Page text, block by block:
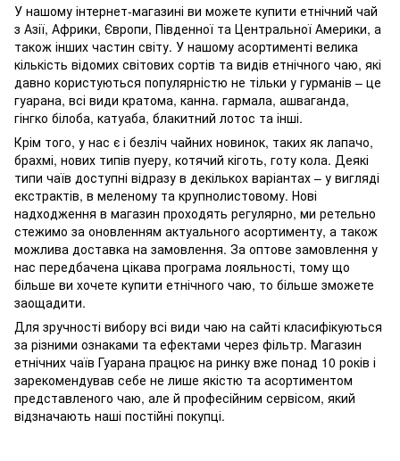
У нашому інтернет-магазині ви можете купити етнічний чай
з Азії, Африки, Європи, Південної та Центральної Америки, а
також інших частин світу. У нашому асортименті велика
кількість відомих світових сортів та видів етнічного чаю, які
давно користуються популярністю не тільки у гурманів – це
гуарана, всі види кратома, канна. гармала, ашваганда,
гінгко білоба, катуаба, блакитний лотос та інші.
Крім того, у нас є і безліч чайних новинок, таких як лапачо,
брахмі, нових типів пуеру, котячий кіготь, готу кола. Деякі
типи чаїв доступні відразу в декількох варіантах – у вигляді
екстрактів, в меленому та крупнолистовому. Нові
надходження в магазин проходять регулярно, ми ретельно
стежимо за оновленням актуального асортименту, а також
можлива доставка на замовлення. За оптове замовлення у
нас передбачена цікава програма лояльності, тому що
більше ви хочете купити етнічного чаю, то більше зможете
заощадити.
Для зручності вибору всі види чаю на сайті класифікуються
за різними ознаками та ефектами через фільтр. Магазин
етнічних чаїв Гуарана працює на ринку вже понад 10 років і
зарекомендував себе не лише якістю та асортиментом
представленого чаю, але й професійним сервісом, який
відзначають наші постійні покупці.